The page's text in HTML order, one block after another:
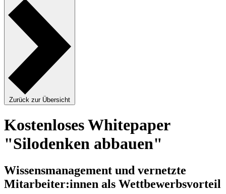
Zurück zur Übersicht
Kostenloses Whitepaper
"Silodenken abbauen"
Wissensmanagement und vernetzte
Mitarbeiter:innen als Wettbewerbsvorteil